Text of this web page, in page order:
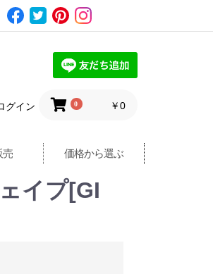
グイン 0 ￥0
売 価格から選ぶ
イプ[GI